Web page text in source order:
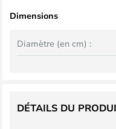
Dimensions
Diamètre (en cm) :
DÉTAILS DU